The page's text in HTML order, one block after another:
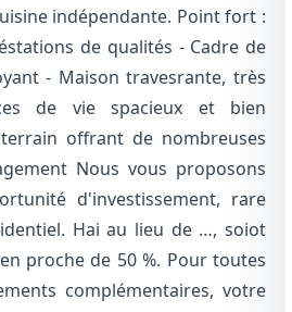
indépendante. Point fort :
de qualités - Cadre de
- Maison travesrante, très
de vie spacieux et bien
offrant de nombreuses
Nous vous proposons
d'investissement, rare
Hai au lieu de …, soiot
proche de 50 %. Pour toutes
complémentaires, votre